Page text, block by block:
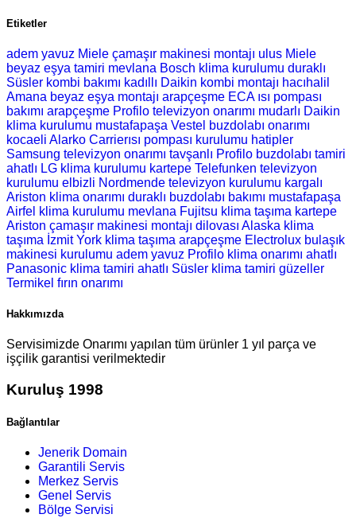
Etiketler
adem yavuz Miele çamaşır makinesi montajı ulus Miele
beyaz eşya tamiri mevlana Bosch klima kurulumu duraklı
Süsler kombi bakımı kadıllı Daikin kombi montajı hacıhalil
Amana beyaz eşya montajı arapçeşme ECA ısı pompası
bakımı arapçeşme Profilo televizyon onarımı mudarlı Daikin
klima kurulumu mustafapaşa Vestel buzdolabı onarımı
kocaeli Alarko Carrierısı pompası kurulumu hatipler
Samsung televizyon onarımı tavşanlı Profilo buzdolabı tamiri
ahatlı LG klima kurulumu kartepe Telefunken televizyon
kurulumu elbizli Nordmende televizyon kurulumu kargalı
Ariston klima onarımı duraklı buzdolabı bakımı mustafapaşa
Airfel klima kurulumu mevlana Fujitsu klima taşıma kartepe
Ariston çamaşır makinesi montajı dilovası Alaska klima
taşıma İzmit York klima taşıma arapçeşme Electrolux bulaşık
makinesi kurulumu adem yavuz Profilo klima onarımı ahatlı
Panasonic klima tamiri ahatlı Süsler klima tamiri güzeller
Termikel fırın onarımı
Hakkımızda
Servisimizde Onarımı yapılan tüm ürünler 1 yıl parça ve
işçilik garantisi verilmektedir
Kuruluş 1998
Bağlantılar
Jenerik Domain
Garantili Servis
Merkez Servis
Genel Servis
Bölge Servisi